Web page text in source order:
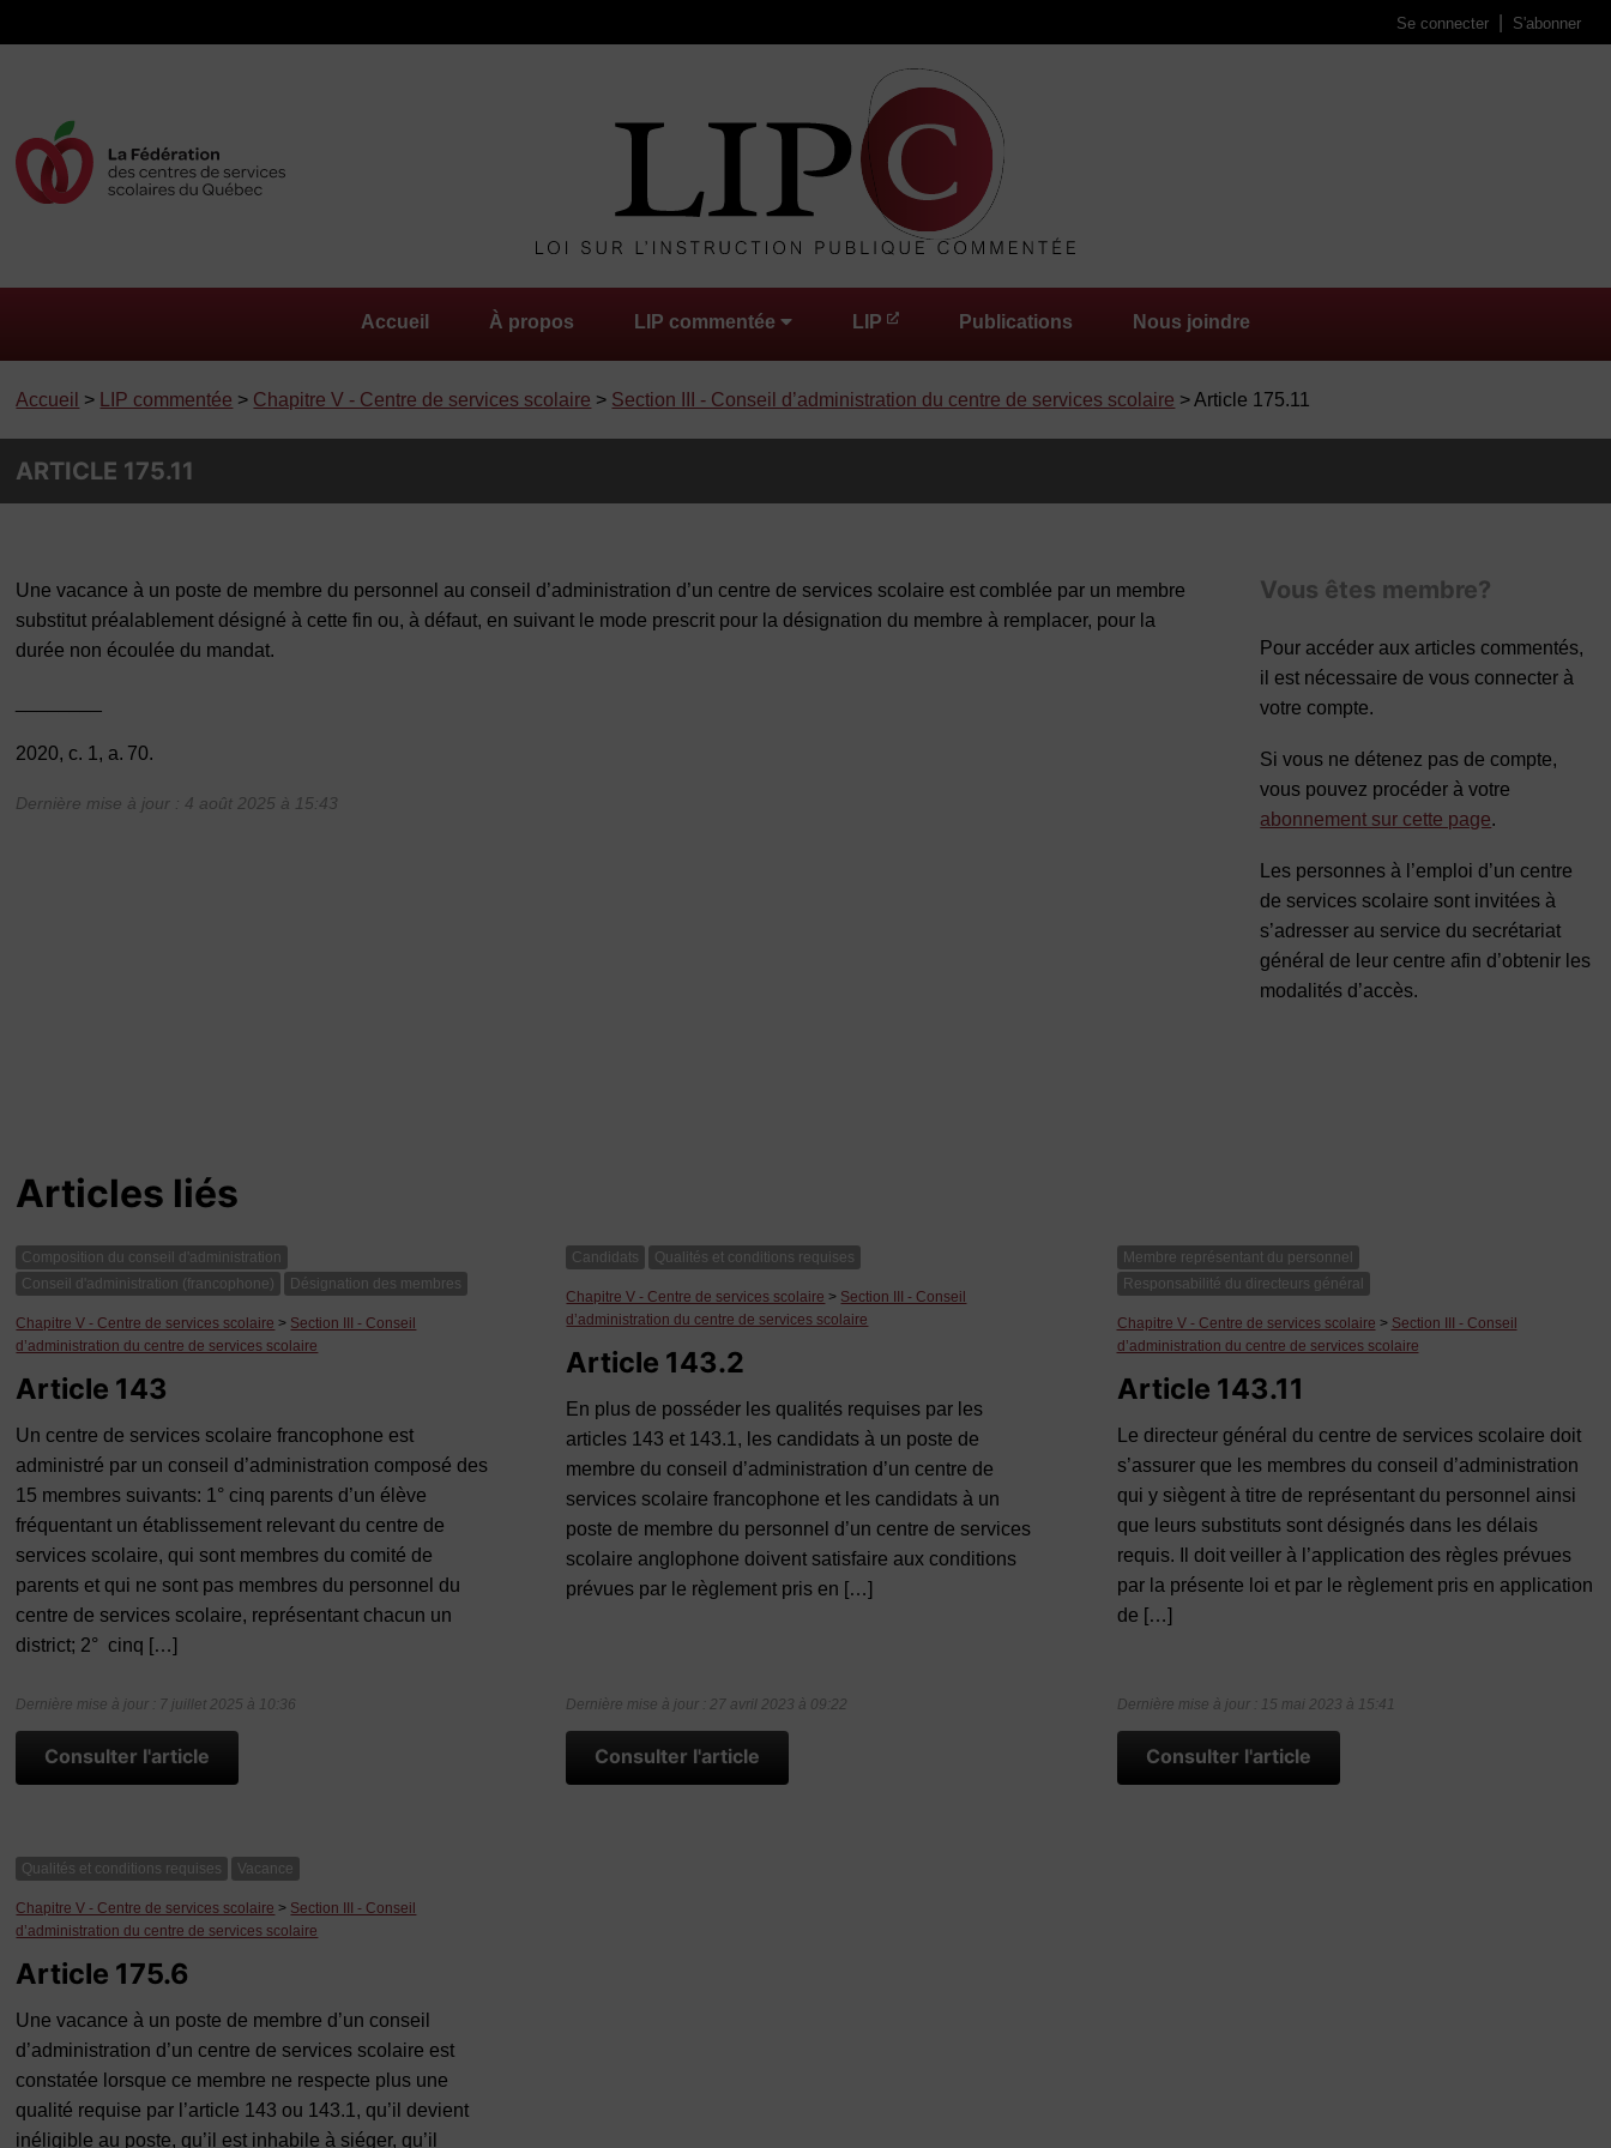
Se connecter S'abonner
Accueil À propos LIP commentée LIP Publications Nous joindre
Accueil > LIP commentée > Chapitre V - Centre de services scolaire > Section III - Conseil d’administration du centre de services scolaire > Article 175.11
ARTICLE 175.11
Une vacance à un poste de membre du personnel au conseil d’administration d’un centre de services scolaire est comblée par un membre
substitut préalablement désigné à cette fin ou, à défaut, en suivant le mode prescrit pour la désignation du membre à remplacer, pour la
durée non écoulée du mandat.
2020, c. 1, a. 70.
Dernière mise à jour : 4 août 2025 à 15:43
Vous êtes membre?
Pour accéder aux articles commentés,
il est nécessaire de vous connecter à
votre compte.
Si vous ne détenez pas de compte,
vous pouvez procéder à votre
abonnement sur cette page.
Les personnes à l’emploi d’un centre
de services scolaire sont invitées à
s’adresser au service du secrétariat
général de leur centre afin d’obtenir les
modalités d’accès.
Articles liés
Composition du conseil d'administration
Conseil d'administration (francophone)
Désignation des membres
Chapitre V - Centre de services scolaire > Section III - Conseil
d’administration du centre de services scolaire
Article 143
Un centre de services scolaire francophone est
administré par un conseil d’administration composé des
15 membres suivants: 1° cinq parents d’un élève
fréquentant un établissement relevant du centre de
services scolaire, qui sont membres du comité de
parents et qui ne sont pas membres du personnel du
centre de services scolaire, représentant chacun un
district; 2° cinq […]
Dernière mise à jour : 7 juillet 2025 à 10:36
Consulter l'article
Candidats Qualités et conditions requises
Chapitre V - Centre de services scolaire > Section III - Conseil
d’administration du centre de services scolaire
Article 143.2
En plus de posséder les qualités requises par les
articles 143 et 143.1, les candidats à un poste de
membre du conseil d’administration d’un centre de
services scolaire francophone et les candidats à un
poste de membre du personnel d’un centre de services
scolaire anglophone doivent satisfaire aux conditions
prévues par le règlement pris en […]
Dernière mise à jour : 27 avril 2023 à 09:22
Consulter l'article
Membre représentant du personnel
Responsabilité du directeurs général
Chapitre V - Centre de services scolaire > Section III - Conseil
d’administration du centre de services scolaire
Article 143.11
Le directeur général du centre de services scolaire doit
s’assurer que les membres du conseil d’administration
qui y siègent à titre de représentant du personnel ainsi
que leurs substituts sont désignés dans les délais
requis. Il doit veiller à l’application des règles prévues
par la présente loi et par le règlement pris en application
de […]
Dernière mise à jour : 15 mai 2023 à 15:41
Consulter l'article
Qualités et conditions requises Vacance
Chapitre V - Centre de services scolaire > Section III - Conseil
d’administration du centre de services scolaire
Article 175.6
Une vacance à un poste de membre d’un conseil
d’administration d’un centre de services scolaire est
constatée lorsque ce membre ne respecte plus une
qualité requise par l’article 143 ou 143.1, qu’il devient
inéligible au poste, qu’il est inhabile à siéger, qu’il